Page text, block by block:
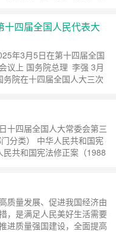
阅读 »
四届全国人民代表大
年3月5日在第十四届全国
议上 国务院总理 李强 3月
院在十四届全国人大三次
十四届全国人大常委会第三
分类） 中华人民共和国宪
共和国宪法修正案（1988
质量发展、促进我国经济由
，是满足人民美好生活需要
进质量强国建设，全面提高